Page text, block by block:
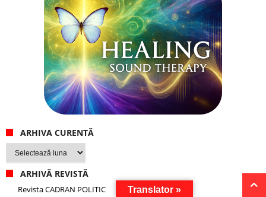
ARHIVA CURENTĂ
Arhiva
ARHIVĂ REVISTĂ
Revista CADRAN POLITIC Translator »